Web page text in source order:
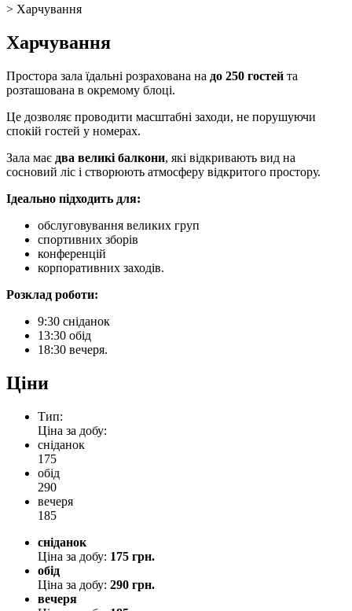
> Харчування
Харчування
Простора зала їдальні розрахована на до 250 гостей та
розташована в окремому блоці.
Це дозволяє проводити масштабні заходи, не порушуючи
спокій гостей у номерах.
Зала має два великі балкони, які відкривають вид на
сосновий ліс і створюють атмосферу відкритого простору.
Ідеально підходить для:
обслуговування великих груп
спортивних зборів
конференцій
корпоративних заходів.
Розклад роботи:
9:30 сніданок
13:30 обід
18:30 вечеря.
Цiни
Тип:
Цiна за добу:
сніданок
175
обід
290
вечеря
185
сніданок
Цiна за добу: 175 грн.
обід
Цiна за добу: 290 грн.
вечеря